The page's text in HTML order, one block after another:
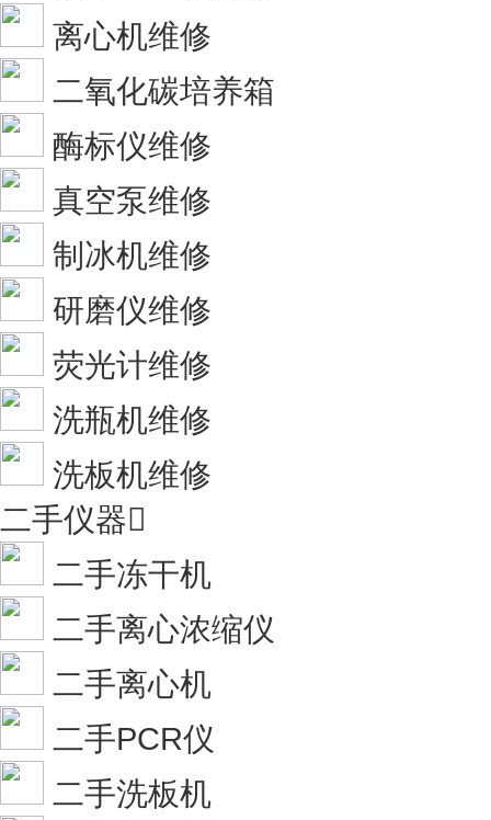
离心机维修
二氧化碳培养箱
酶标仪维修
真空泵维修
制冰机维修
研磨仪维修
荧光计维修
洗瓶机维修
洗板机维修
二手仪器
二手冻干机
二手离心浓缩仪
二手离心机
二手PCR仪
二手洗板机